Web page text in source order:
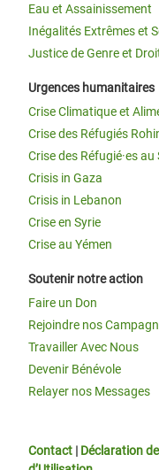
Eau et Assainissement
Inégalités Extrêmes et
Justice de Genre et
Urgences humanitaires
Crise Climatique et
Crise des Réfugiés
Crise des Réfugié·es
Crisis in Gaza
Crisis in Lebanon
Crise en Syrie
Crise au Yémen
Soutenir notre action
Faire un Don
Rejoindre nos
Travailler Avec Nous
Devenir Bénévole
Relayer nos Messages
Contact | Déclaration